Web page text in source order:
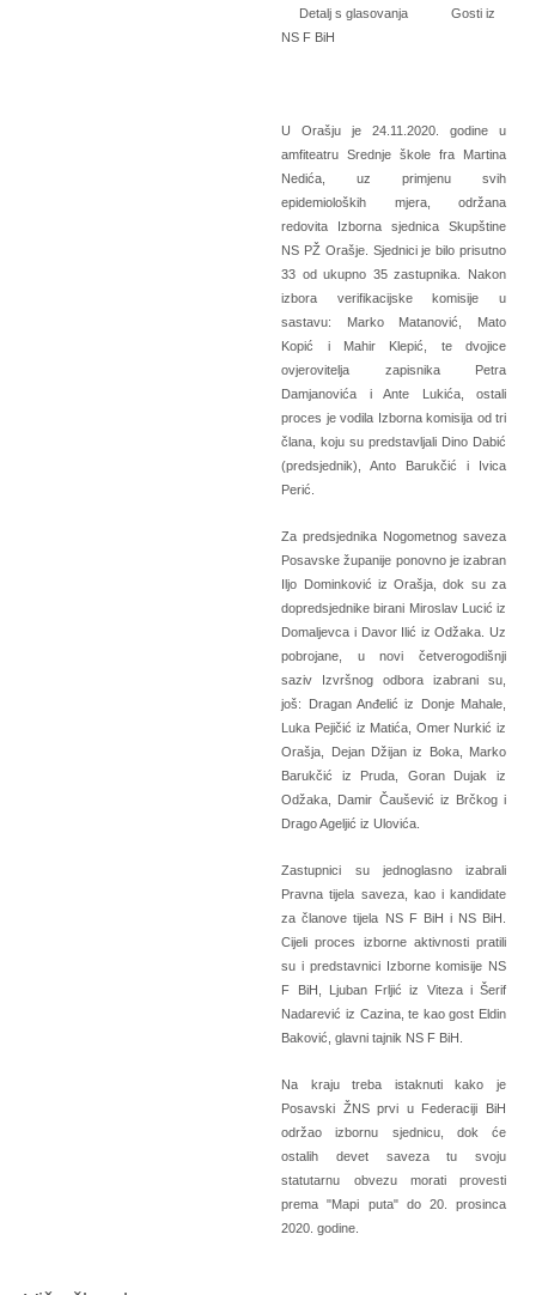
Detalj s glasovanja Gosti iz
NS F BiH
U Orašju je 24.11.2020. godine u
amfiteatru Srednje škole fra Martina
Nedića, uz primjenu svih
epidemioloških mjera, održana
redovita Izborna sjednica Skupštine
NS PŽ Orašje. Sjednici je bilo prisutno
33 od ukupno 35 zastupnika. Nakon
izbora verifikacijske komisije u
sastavu: Marko Matanović, Mato
Kopić i Mahir Klepić, te dvojice
ovjerovitelja zapisnika Petra
Damjanovića i Ante Lukića, ostali
proces je vodila Izborna komisija od tri
člana, koju su predstavljali Dino Dabić
(predsjednik), Anto Barukčić i Ivica
Perić.
Za predsjednika Nogometnog saveza
Posavske županije ponovno je izabran
Iljo Dominković iz Orašja, dok su za
dopredsjednike birani Miroslav Lucić iz
Domaljevca i Davor Ilić iz Odžaka. Uz
pobrojane, u novi četverogodišnji
saziv Izvršnog odbora izabrani su,
još: Dragan Anđelić iz Donje Mahale,
Luka Pejičić iz Matića, Omer Nurkić iz
Orašja, Dejan Džijan iz Boka, Marko
Barukčić iz Pruda, Goran Dujak iz
Odžaka, Damir Čaušević iz Brčkog i
Drago Ageljić iz Ulovića.
Zastupnici su jednoglasno izabrali
Pravna tijela saveza, kao i kandidate
za članove tijela NS F BiH i NS BiH.
Cijeli proces izborne aktivnosti pratili
su i predstavnici Izborne komisije NS
F BiH, Ljuban Frljić iz Viteza i Šerif
Nadarević iz Cazina, te kao gost Eldin
Baković, glavni tajnik NS F BiH.
Na kraju treba istaknuti kako je
Posavski ŽNS prvi u Federaciji BiH
održao izbornu sjednicu, dok će
ostalih devet saveza tu svoju
statutarnu obvezu morati provesti
prema "Mapi puta" do 20. prosinca
2020. godine.